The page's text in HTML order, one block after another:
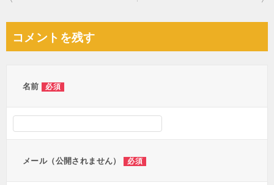
ビ
コメントを残す
名前 必須
メール（公開されません） 必須